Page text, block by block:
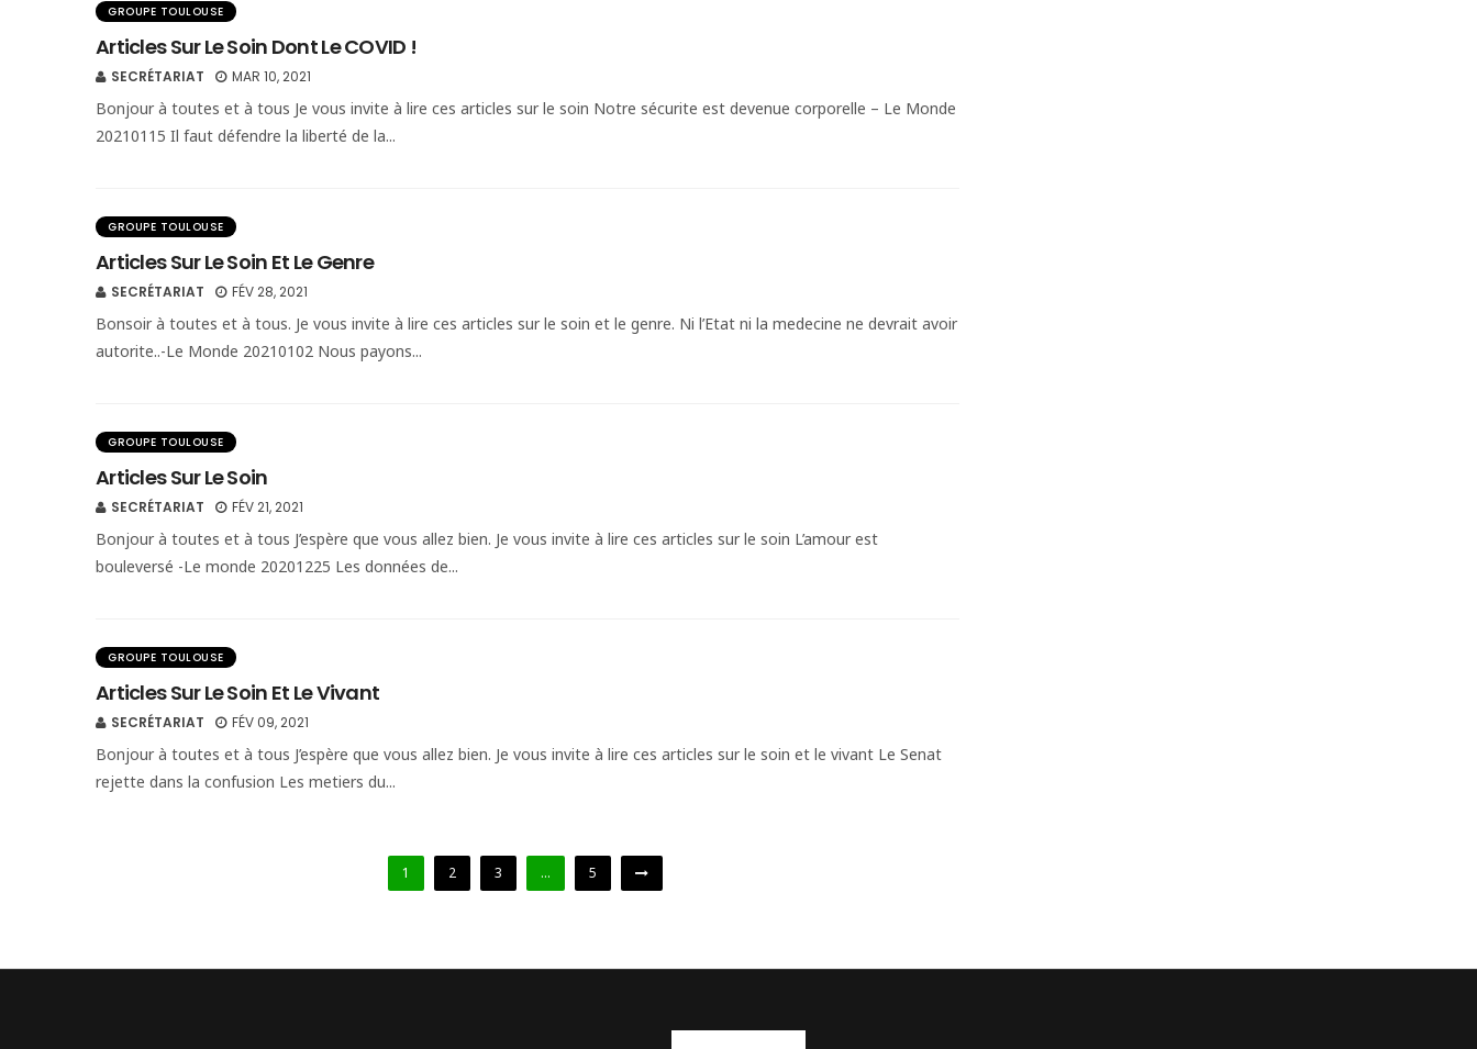
GROUPE TOULOUSE
Articles Sur Le Soin Dont Le COVID !
SECRÉTARIAT MAR 10, 2021
Bonjour à toutes et à tous Je vous invite à lire ces articles sur le soin Notre sécurite est devenue corporelle – Le Monde
20210115 Il faut défendre la liberté de la...
GROUPE TOULOUSE
Articles Sur Le Soin Et Le Genre
SECRÉTARIAT FÉV 28, 2021
Bonsoir à toutes et à tous. Je vous invite à lire ces articles sur le soin et le genre. Ni l’Etat ni la medecine ne devrait avoir
autorite..-Le Monde 20210102 Nous payons...
GROUPE TOULOUSE
Articles Sur Le Soin
SECRÉTARIAT FÉV 21, 2021
Bonjour à toutes et à tous J’espère que vous allez bien. Je vous invite à lire ces articles sur le soin L’amour est
bouleversé -Le monde 20201225 Les données de...
GROUPE TOULOUSE
Articles Sur Le Soin Et Le Vivant
SECRÉTARIAT FÉV 09, 2021
Bonjour à toutes et à tous J’espère que vous allez bien. Je vous invite à lire ces articles sur le soin et le vivant Le Senat
rejette dans la confusion Les metiers du...
1 2 3 … 5